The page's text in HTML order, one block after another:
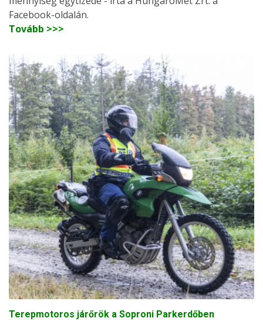
Facebook-oldalán.
Tovább >>>
Terepmotoros járőrök a Soproni Parkerdőben